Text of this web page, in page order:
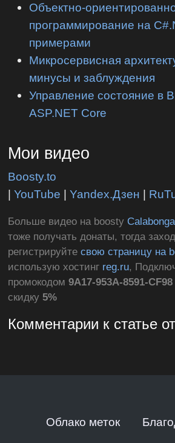
Объектно-
программирование на
примерами
Микросервисная
минусы и заблуждения
Управление состояние в
ASP.NET Core
Мои видео
Boosty.to
|YouTube |Yandex.Дзен |
Больше видео на boosty Calabonga
тоже получать донаты, тогда
регистрируйтесвою страницу на
использую хостинг reg.ru,
промокодом9A17-953A-8591-CF98
скидку5%
Комментарии к статье
Облако меток